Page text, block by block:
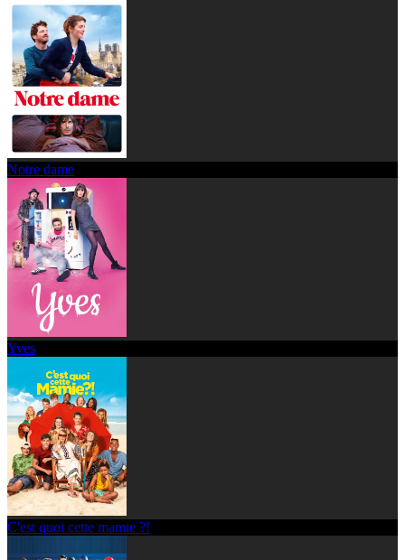
Notre dame
Yves
C'est quoi cette mamie ?!